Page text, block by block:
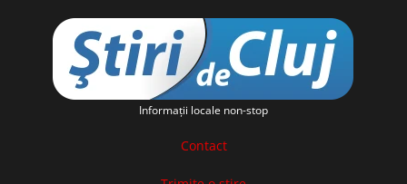
Informaţii locale non-stop
Contact